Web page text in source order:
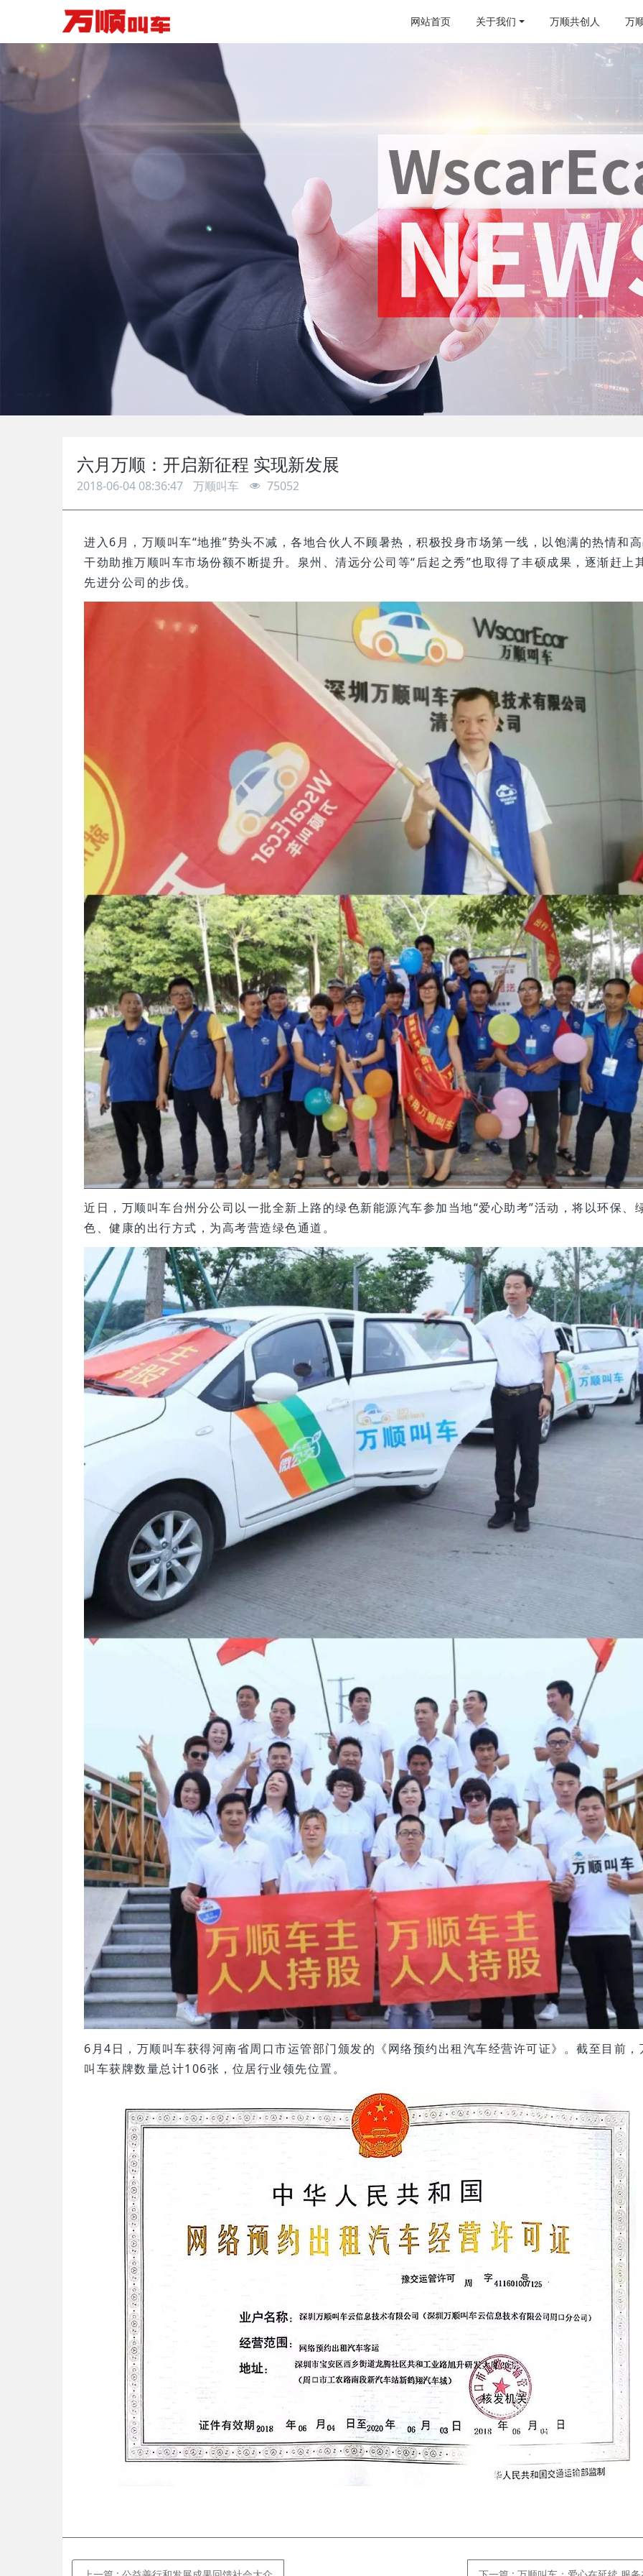
网站首页 关于我们 万顺共创人 万
六月万顺：开启新征程 实现新发展
2018-06-04 08:36:47 万顺叫车 75052
进入6月，万顺叫车“地推”势头不减，各地合伙人不顾暑热，积极投身市场第一线，以饱满的热情和
干劲助推万顺叫车市场份额不断提升。泉州、清远分公司等“后起之秀”也取得了丰硕成果，逐渐赶上
先进分公司的步伐。
近日，万顺叫车台州分公司以一批全新上路的绿色新能源汽车参加当地“爱心助考”活动，将以环保、
色、健康的出行方式，为高考营造绿色通道。
6月4日，万顺叫车获得河南省周口市运管部门颁发的《网络预约出租汽车经营许可证》。截至目前，
叫车获牌数量总计106张，位居行业领先位置。